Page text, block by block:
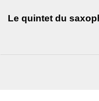
Le quintet du